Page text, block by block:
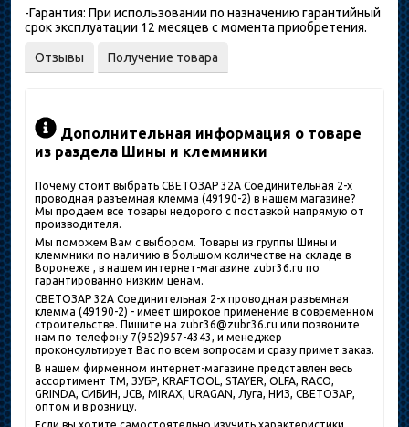
-Гарантия: При использовании по назначению гарантийный
срок эксплуатации 12 месяцев с момента приобретения.
Отзывы Получение товара
Дополнительная информация о товаре
из раздела Шины и клеммники
Почему стоит выбрать СВЕТОЗАР 32A Соединительная 2-х
проводная разъемная клемма (49190-2) в нашем магазине?
Мы продаем все товары недорого с поставкой напрямую от
производителя.
Мы поможем Вам с выбором. Товары из группы Шины и
клеммники по наличию в большом количестве на складе в
Воронеже , в нашем интернет-магазине zubr36.ru по
гарантированно низким ценам.
СВЕТОЗАР 32A Соединительная 2-х проводная разъемная
клемма (49190-2) - имеет широкое применение в современном
строительстве. Пишите на zubr36@zubr36.ru или позвоните
нам по телефону 7(952)957-4343, и менеджер
проконсультирует Вас по всем вопросам и сразу примет заказ.
В нашем фирменном интернет-магазине представлен весь
ассортимент ТМ, ЗУБР, KRAFTOOL, STAYER, OLFA, RACO,
GRINDA, СИБИН, JCB, MIRAX, URAGAN, Луга, НИЗ, СВЕТОЗАР,
оптом и в розницу.